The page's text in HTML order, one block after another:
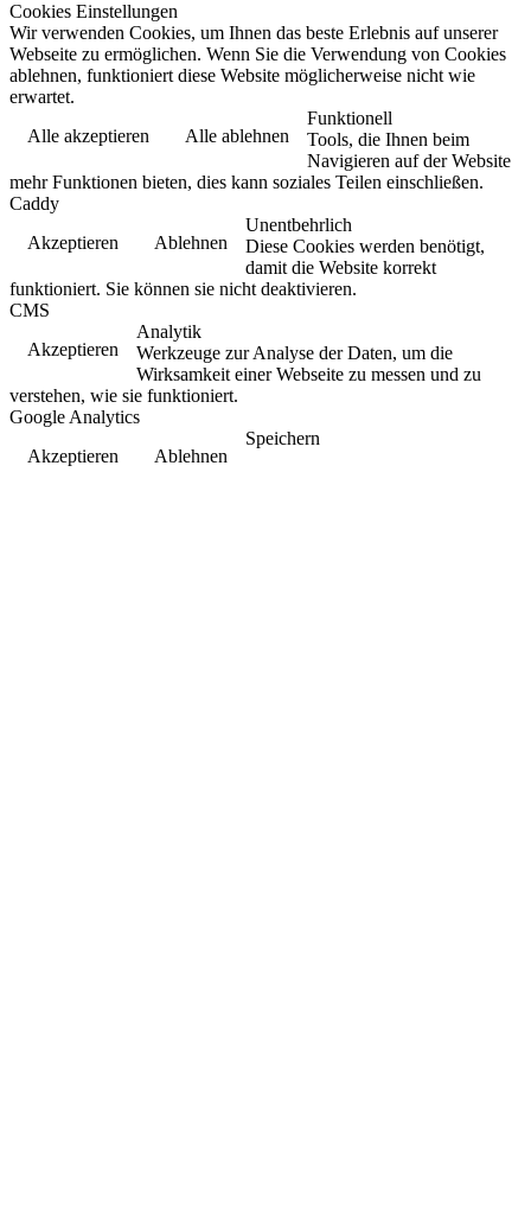
Cookies Einstellungen
Wir verwenden Cookies, um Ihnen das beste Erlebnis auf unserer
Webseite zu ermöglichen. Wenn Sie die Verwendung von Cookies
ablehnen, funktioniert diese Website möglicherweise nicht wie
erwartet.
Alle akzeptieren
Alle ablehnen
Funktionell
Tools, die Ihnen beim
Navigieren auf der Website
mehr Funktionen bieten, dies kann soziales Teilen einschließen.
Caddy
Akzeptieren
Ablehnen
Unentbehrlich
Diese Cookies werden benötigt,
damit die Website korrekt
funktioniert. Sie können sie nicht deaktivieren.
CMS
Akzeptieren
Analytik
Werkzeuge zur Analyse der Daten, um die
Wirksamkeit einer Webseite zu messen und zu
verstehen, wie sie funktioniert.
Google Analytics
Akzeptieren
Ablehnen
Speichern